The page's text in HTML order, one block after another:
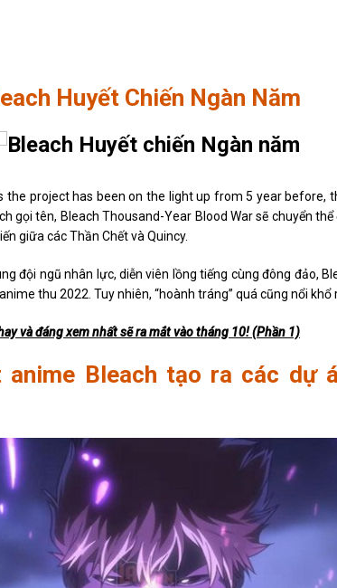
Huyết Chiến Ngàn Năm
the project has been on the light up from 5 year
gọi tên, Bleach Thousand-Year Blood War sẽ chuyển
giữa các Thần Chết và Quincy.
đội ngũ nhân lực, diễn viên lồng tiếng cùng đông đảo,
thu 2022. Tuy nhiên, “hoành tráng” quá cũng nổi khổ
và đáng xem nhất sẽ ra mắt vào tháng 10! (Phần 1)
anime Bleach tạo ra các dự